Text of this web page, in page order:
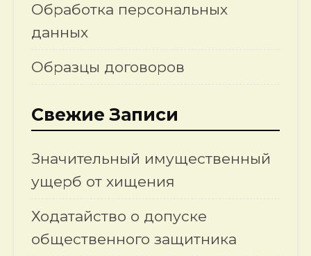
Обработка персональных
данных
Образцы договоров
Свежие Записи
Значительный имущественный
ущерб от хищения
Ходатайство о допуске
общественного защитника